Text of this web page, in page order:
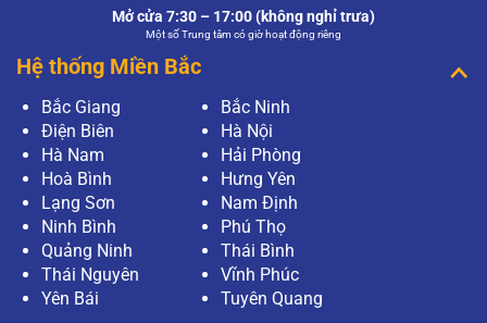
Mở cửa 7:30 – 17:00 (không nghỉ trưa)
Một số Trung tâm có giờ hoạt động riêng
Hệ thống Miền Bắc
Bắc Giang
Bắc Ninh
Điện Biên
Hà Nội
Hà Nam
Hải Phòng
Hoà Bình
Hưng Yên
Lạng Sơn
Nam Định
Ninh Bình
Phú Thọ
Quảng Ninh
Thái Bình
Thái Nguyên
Vĩnh Phúc
Yên Bái
Tuyên Quang